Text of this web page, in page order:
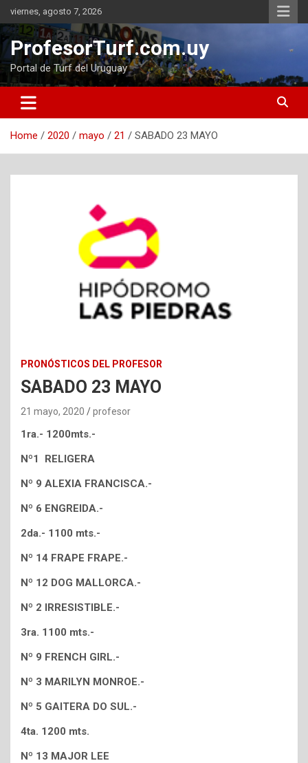
Skip
to
content
viernes, agosto 7, 2026
ProfesorTurf.com.uy
Portal de Turf del Uruguay
Home 2020 mayo 21 SABADO 23 MAYO
PRONÓSTICOS DEL PROFESOR
SABADO 23 MAYO
21 mayo, 2020 profesor
1ra.- 1200mts.-
Nº1 RELIGERA
Nº 9 ALEXIA FRANCISCA.-
Nº 6 ENGREIDA.-
2da.- 1100 mts.-
Nº 14 FRAPE FRAPE.-
Nº 12 DOG MALLORCA.-
Nº 2 IRRESISTIBLE.-
3ra. 1100 mts.-
Nº 9 FRENCH GIRL.-
Nº 3 MARILYN MONROE.-
Nº 5 GAITERA DO SUL.-
4ta. 1200 mts.
Nº 13 MAJOR LEE